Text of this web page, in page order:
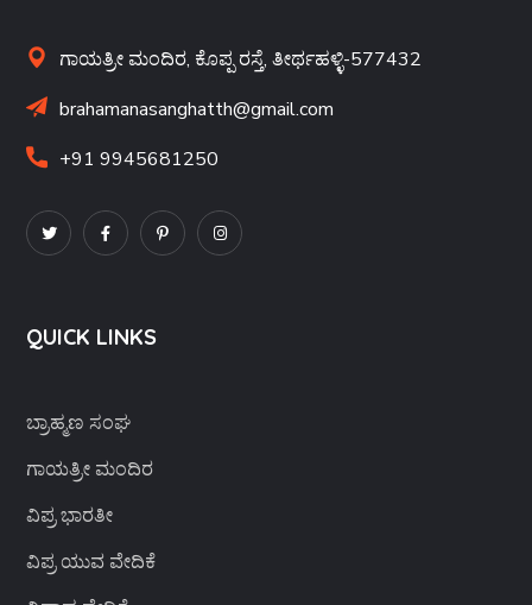
ಗಾಯತ್ರೀ ಮಂದಿರ, ಕೊಪ್ಪ ರಸ್ತೆ, ತೀರ್ಥಹಳ್ಳಿ-577432
brahamanasanghatth@gmail.com
+91 9945681250
QUICK LINKS
ಬ್ರಾಹ್ಮಣ ಸಂಘ
ಗಾಯತ್ರೀ ಮಂದಿರ
ವಿಪ್ರ ಭಾರತೀ
ವಿಪ್ರ ಯುವ ವೇದಿಕೆ